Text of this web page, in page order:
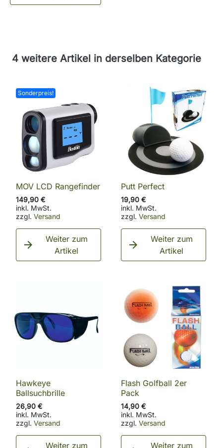
4 weitere Artikel in derselben Kategorie
Sonderpreis!
MOV LCD Rangefinder
149,90 €
inkl. MwSt.
zzgl. Versand

Weiter zum
Artikel
Putt Perfect
19,90 €
inkl. MwSt.
zzgl. Versand

Weiter zum
Artikel
Hawkeye
Ballsuchbrille
26,90 €
inkl. MwSt.
zzgl. Versand
Weiter zum
Flash Golfball 2er
Pack
14,90 €
inkl. MwSt.
zzgl. Versand
Weiter zum